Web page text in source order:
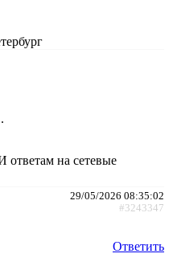
ответам на сетевые
29/05/2026 08:35:02
#3243347
Ответить